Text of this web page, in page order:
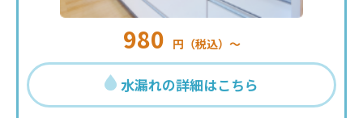
980 円（税込）〜
水漏れの詳細はこちら